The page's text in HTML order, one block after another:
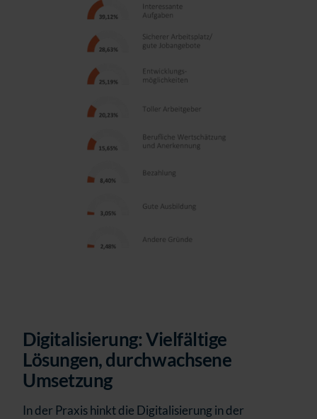
Digitalisierung: Vielfältige
Lösungen, durchwachsene
Umsetzung
In der Praxis hinkt die Digitalisierung in der